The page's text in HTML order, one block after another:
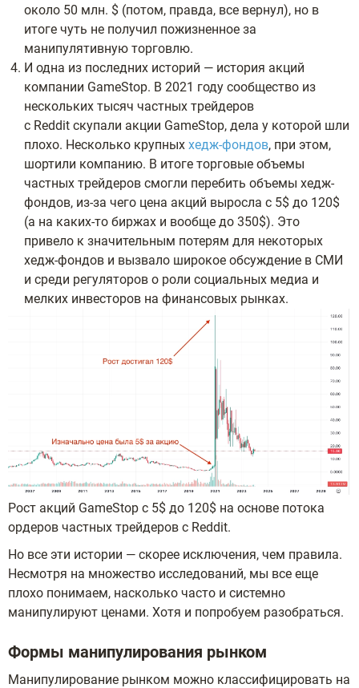
около 50 млн. $ (потом, правда, все вернул), но в
итоге чуть не получил пожизненное за
манипулятивную торговлю.
И одна из последних историй — история акций
компании GameStop. В 2021 году сообщество из
нескольких тысяч частных трейдеров
с Reddit скупали акции GameStop, дела у которой шли
плохо. Несколько крупных хедж-фондов, при этом,
шортили компанию. В итоге торговые объемы
частных трейдеров смогли перебить объемы хедж-
фондов, из-за чего цена акций выросла с 5$ до 120$
(а на каких-то биржах и вообще до 350$). Это
привело к значительным потерям для некоторых
хедж-фондов и вызвало широкое обсуждение в СМИ
и среди регуляторов о роли социальных медиа и
мелких инвесторов на финансовых рынках.
Рост акций GameStop с 5$ до 120$ на основе потока
ордеров частных трейдеров с Reddit.
Но все эти истории — скорее исключения, чем правила.
Несмотря на множество исследований, мы все еще
плохо понимаем, насколько часто и системно
манипулируют ценами. Хотя и попробуем разобраться.
Формы манипулирования рынком
Манипулирование рынком можно классифицировать на